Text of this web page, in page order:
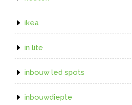
ikea
in lite
inbouw led spots
inbouwdiepte